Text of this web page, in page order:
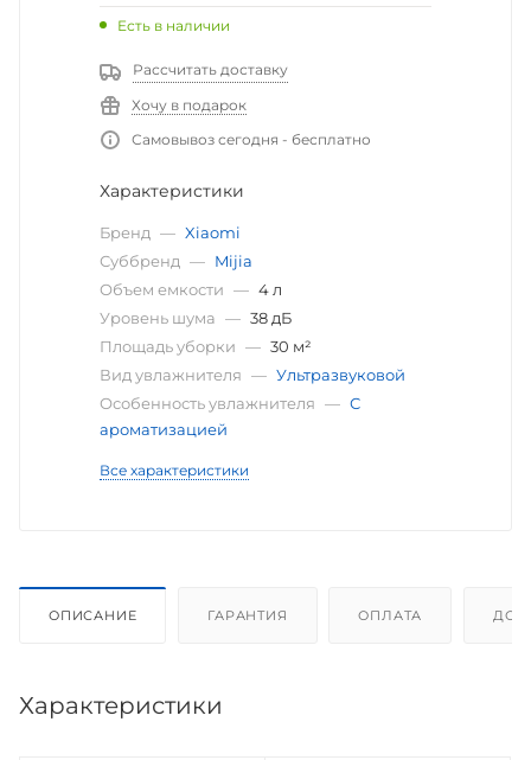
Есть в наличии
Рассчитать доставку
Хочу в подарок
Самовывоз сегодня - бесплатно
Характеристики
Бренд — Xiaomi
Суббренд — Mijia
Объем емкости — 4 л
Уровень шума — 38 дБ
Площадь уборки — 30 м²
Вид увлажнителя — Ультразвуковой
Особенность увлажнителя — С
ароматизацией
Все характеристики
ОПИСАНИЕ ГАРАНТИЯ ОПЛАТА
Характеристики